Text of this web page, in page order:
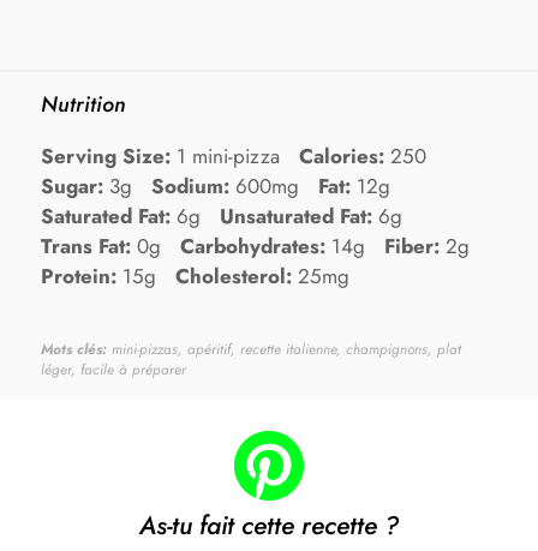
Nutrition
Serving Size: 1 mini-pizza Calories: 250
Sugar: 3g Sodium: 600mg Fat: 12g
Saturated Fat: 6g Unsaturated Fat: 6g
Trans Fat: 0g Carbohydrates: 14g Fiber: 2g
Protein: 15g Cholesterol: 25mg
Mots clés: mini-pizzas, apéritif, recette italienne, champignons, plat
léger, facile à préparer
As-tu fait cette recette ?